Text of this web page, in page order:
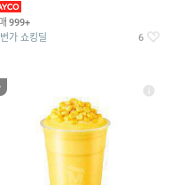
999+
가 쇼킹딜 6